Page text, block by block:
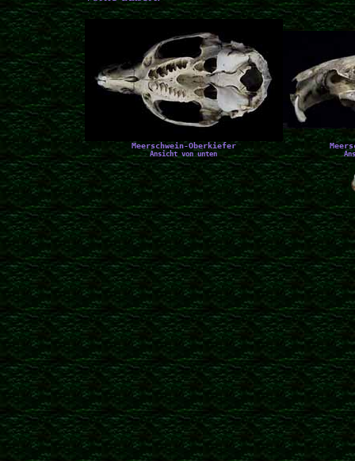
Meerschwein-Oberkiefer
Ansicht von unten